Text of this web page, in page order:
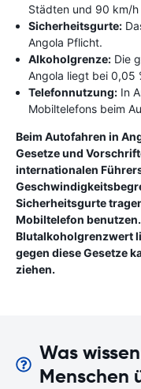
Städten und 90 km/
Sicherheitsgurte:
Angola Pflicht.
Alkoholgrenze: Die
Angola liegt bei 0,05
Telefonnutzung: In
Mobiltelefons beim
Beim Autofahren in
Gesetze und
internationalen
Sicherheitsgurte
Mobiltelefon
Blutalkoholgrenzwert
gegen diese Gesetze
ziehen.
Was
Menschen